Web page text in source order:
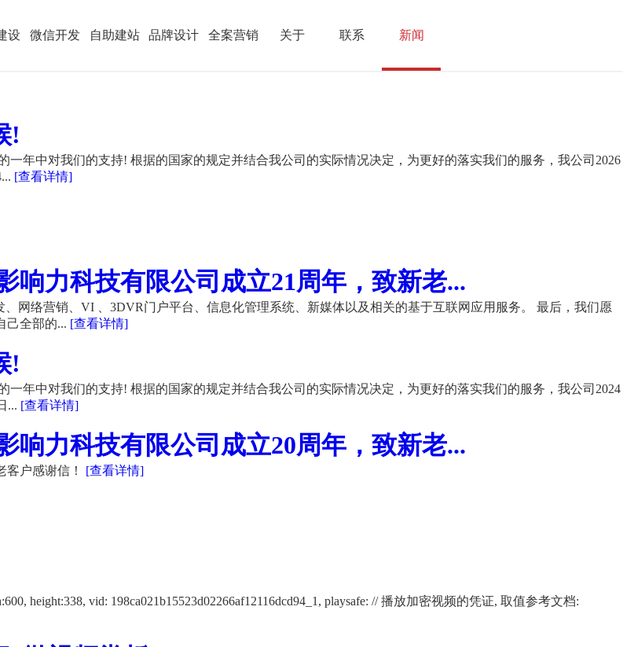
设 微信开发 自助建站 品牌设计 全案营销 关于 联系 新闻
!
年中对我们的支持! 根据的国家的规定并结合我公司的实际情况决定，为更好的落实我们的服务，我公司2026
[查看详情]
响力科技有限公司成立21周年，致新老...
网络营销、VI 、3DVR门户平台、信息化管理系统、新媒体以及相关的基于互联网应用服务。 最后，我们愿
己全部的... [查看详情]
!
年中对我们的支持! 根据的国家的规定并结合我公司的实际情况决定，为更好的落实我们的服务，我公司2024
... [查看详情]
响力科技有限公司成立20周年，致新老...
客户感谢信！ [查看详情]
height:338, vid: 198ca021b15523d02266af12116dcd94_1, playsafe: // 播放加密视频的凭证, 取值参考文档: